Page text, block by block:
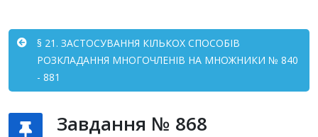
§ 21. ЗАСТОСУВАННЯ КІЛЬКОХ СПОСОБІВ
РОЗКЛАДАННЯ МНОГОЧЛЕНІВ НА МНОЖНИКИ № 840
- 881
Завдання № 868